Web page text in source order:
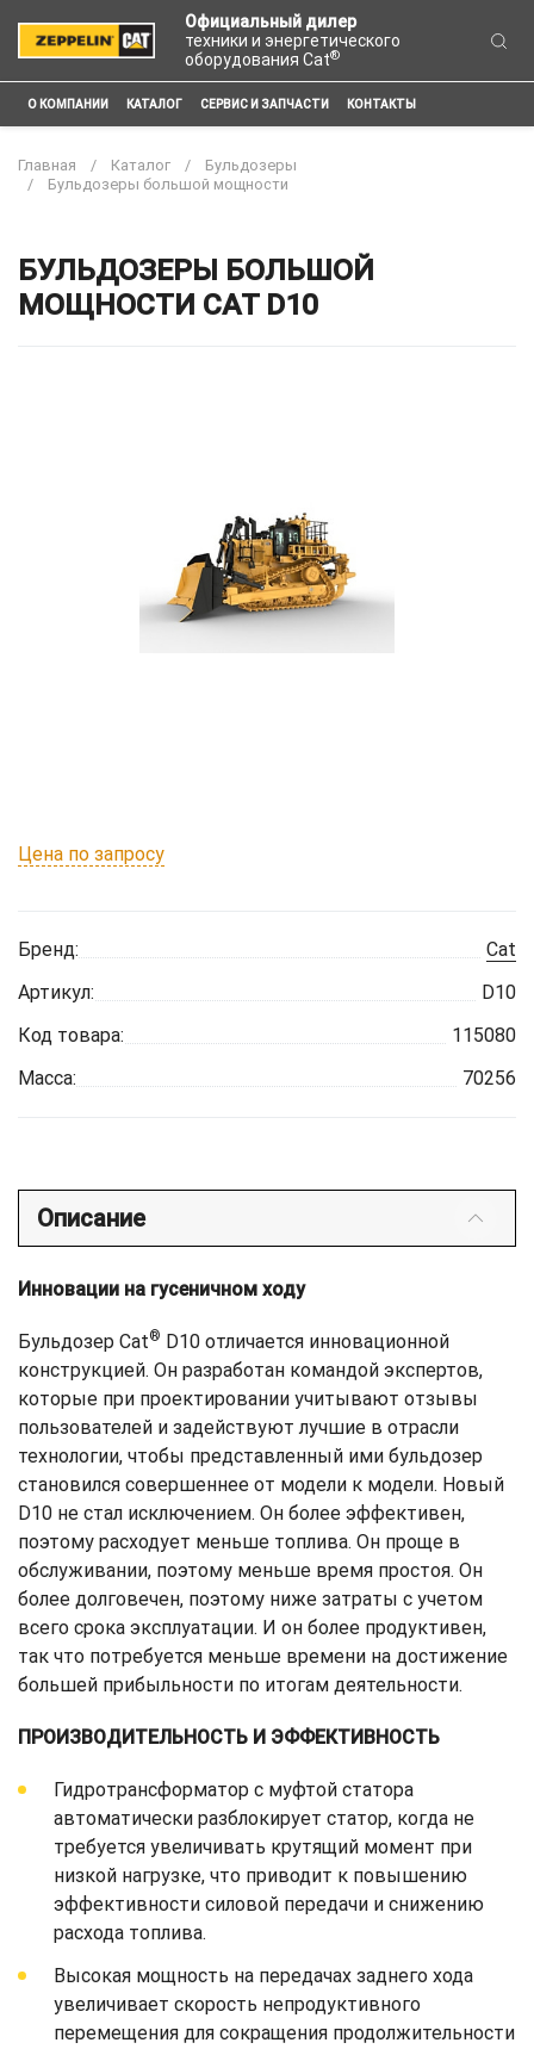
Официальный дилер
техники и энергетического
оборудования Cat®
О КОМПАНИИ КАТАЛОГ СЕРВИС И ЗАПЧАСТИ КОНТАКТЫ
Главная Каталог
Бульдозеры
Бульдозеры большой мощности
БУЛЬДОЗЕРЫ БОЛЬШОЙ
МОЩНОСТИ CAT D10
Цена по запросу
Бренд:
Cat
Артикул:
D10
Код товара:
115080
Масса:
70256
Описание
Инновации на гусеничном ходу
Бульдозер Cat® D10 отличается инновационной
конструкцией. Он разработан командой экспертов,
которые при проектировании учитывают отзывы
пользователей и задействуют лучшие в отрасли
технологии, чтобы представленный ими бульдозер
становился совершеннее от модели к модели. Новый
D10 не стал исключением. Он более эффективен,
поэтому расходует меньше топлива. Он проще в
обслуживании, поэтому меньше время простоя. Он
более долговечен, поэтому ниже затраты с учетом
всего срока эксплуатации. И он более продуктивен,
так что потребуется меньше времени на достижение
большей прибыльности по итогам деятельности.
ПРОИЗВОДИТЕЛЬНОСТЬ И ЭФФЕКТИВНОСТЬ
Гидротрансформатор с муфтой статора
автоматически разблокирует статор, когда не
требуется увеличивать крутящий момент при
низкой нагрузке, что приводит к повышению
эффективности силовой передачи и снижению
расхода топлива.
Высокая мощность на передачах заднего хода
увеличивает скорость непродуктивного
перемещения для сокращения продолжительности